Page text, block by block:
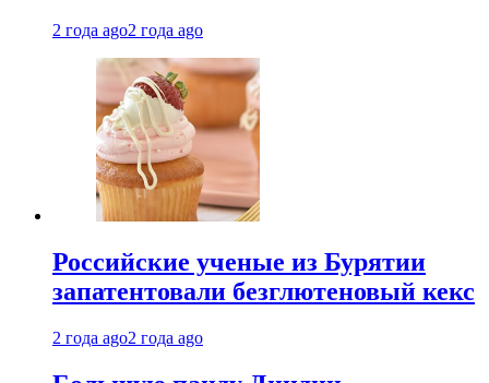
2 года ago2 года ago
Российские ученые из Бурятии
запатентовали безглютеновый кекс
2 года ago2 года ago